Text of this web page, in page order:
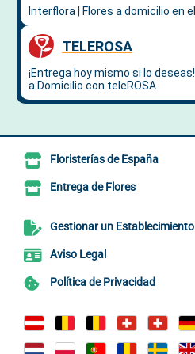
Floristerías de España
Entrega de Flores
Gestionar un Establecimiento
Aviso Legal
Política de Privacidad